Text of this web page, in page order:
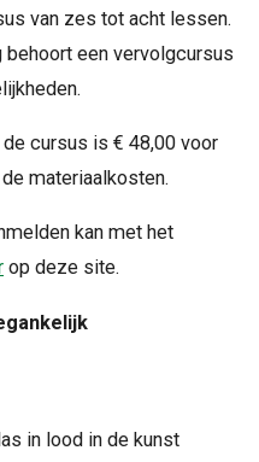
van zes tot acht lessen.
een vervolgcursus
cursus is € 48,00 voor
materiaalkosten.
kan met het
op deze site.
in lood in de kunst